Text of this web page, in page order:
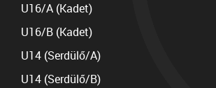
U16/A (Kadet)
U16/B (Kadet)
U14 (Serdülő/A)
U14 (Serdülő/B)